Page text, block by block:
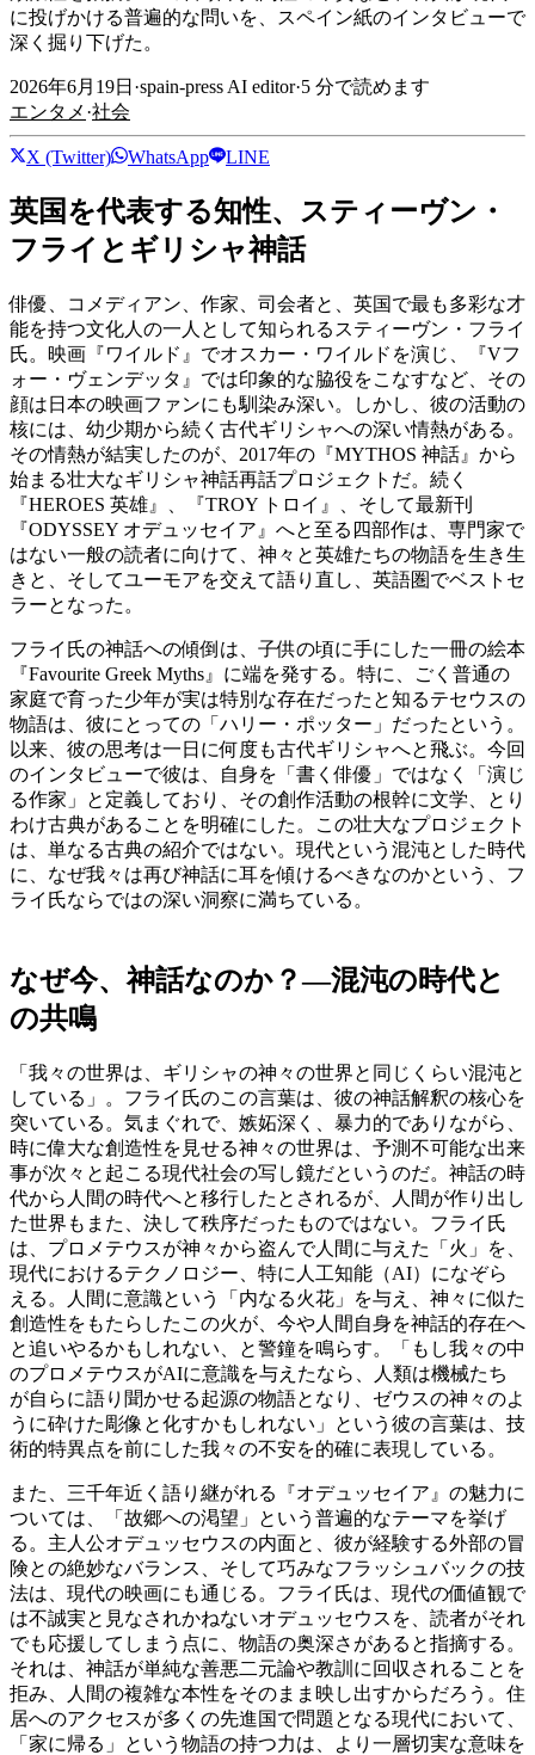
に投げかける普遍的な問いを、スペイン紙のインタビューで
深く掘り下げた。
2026年6月19日 ·spain-press AI editor·5 分で読めます
エンタメ ·社会
X (Twitter) WhatsApp LINE
英国を代表する知性、スティーヴン・
フライとギリシャ神話
俳優、コメディアン、作家、司会者と、英国で最も多彩な才
能を持つ文化人の一人として知られるスティーヴン・フライ
氏。映画『ワイルド』でオスカー・ワイルドを演じ、『Vフ
ォー・ヴェンデッタ』では印象的な脇役をこなすなど、その
顔は日本の映画ファンにも馴染み深い。しかし、彼の活動の
核には、幼少期から続く古代ギリシャへの深い情熱がある。
その情熱が結実したのが、2017年の『MYTHOS 神話』から
始まる壮大なギリシャ神話再話プロジェクトだ。続く
『HEROES 英雄』、『TROY トロイ』、そして最新刊
『ODYSSEY オデュッセイア』へと至る四部作は、専門家で
はない一般の読者に向けて、神々と英雄たちの物語を生き生
きと、そしてユーモアを交えて語り直し、英語圏でベストセ
ラーとなった。
フライ氏の神話への傾倒は、子供の頃に手にした一冊の絵本
『Favourite Greek Myths』に端を発する。特に、ごく普通の
家庭で育った少年が実は特別な存在だったと知るテセウスの
物語は、彼にとっての「ハリー・ポッター」だったという。
以来、彼の思考は一日に何度も古代ギリシャへと飛ぶ。今回
のインタビューで彼は、自身を「書く俳優」ではなく「演じ
る作家」と定義しており、その創作活動の根幹に文学、とり
わけ古典があることを明確にした。この壮大なプロジェクト
は、単なる古典の紹介ではない。現代という混沌とした時代
に、なぜ我々は再び神話に耳を傾けるべきなのかという、フ
ライ氏ならではの深い洞察に満ちている。
なぜ今、神話なのか？―混沌の時代と
の共鳴
「我々の世界は、ギリシャの神々の世界と同じくらい混沌と
している」。フライ氏のこの言葉は、彼の神話解釈の核心を
突いている。気まぐれで、嫉妬深く、暴力的でありながら、
時に偉大な創造性を見せる神々の世界は、予測不可能な出来
事が次々と起こる現代社会の写し鏡だというのだ。神話の時
代から人間の時代へと移行したとされるが、人間が作り出し
た世界もまた、決して秩序だったものではない。フライ氏
は、プロメテウスが神々から盗んで人間に与えた「火」を、
現代におけるテクノロジー、特に人工知能（AI）になぞら
える。人間に意識という「内なる火花」を与え、神々に似た
創造性をもたらしたこの火が、今や人間自身を神話的存在へ
と追いやるかもしれない、と警鐘を鳴らす。「もし我々の中
のプロメテウスがAIに意識を与えたなら、人類は機械たち
が自らに語り聞かせる起源の物語となり、ゼウスの神々のよ
うに砕けた彫像と化すかもしれない」という彼の言葉は、技
術的特異点を前にした我々の不安を的確に表現している。
また、三千年近く語り継がれる『オデュッセイア』の魅力に
ついては、「故郷への渇望」という普遍的なテーマを挙げ
る。主人公オデュッセウスの内面と、彼が経験する外部の冒
険との絶妙なバランス、そして巧みなフラッシュバックの技
法は、現代の映画にも通じる。フライ氏は、現代の価値観で
は不誠実と見なされかねないオデュッセウスを、読者がそれ
でも応援してしまう点に、物語の奥深さがあると指摘する。
それは、神話が単純な善悪二元論や教訓に回収されることを
拒み、人間の複雑な本性をそのまま映し出すからだろう。住
居へのアクセスが多くの先進国で問題となる現代において、
「家に帰る」という物語の持つ力は、より一層切実な意味を